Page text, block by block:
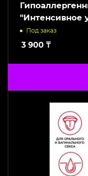
"Интенсивное
Под заказ
3 900 ₸